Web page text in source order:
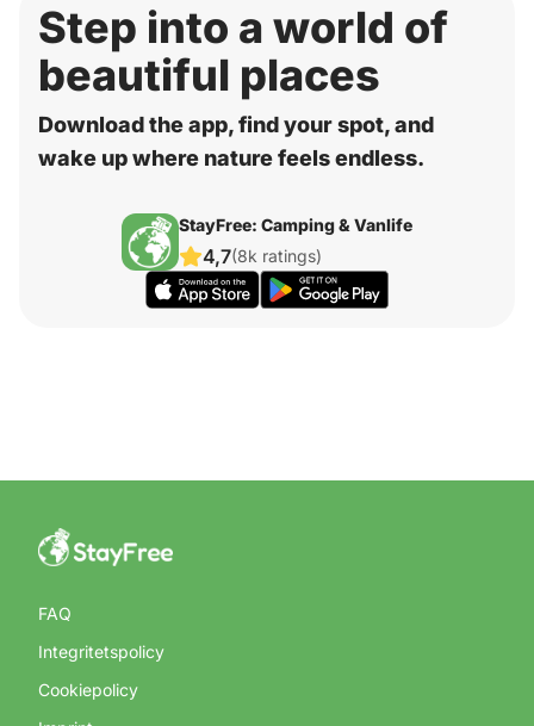
Step into a world of
beautiful places
Download the app, find your spot, and
wake up where nature feels endless.
StayFree: Camping & Vanlife
4,7(8k ratings)
FAQ
Integritetspolicy
Cookiepolicy